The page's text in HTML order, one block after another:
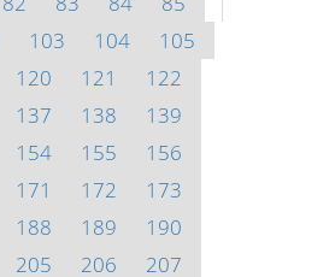
103 104
105
120 121
122
137 138
139
154 155
156
171 172
173
188 189
190
205 206
207